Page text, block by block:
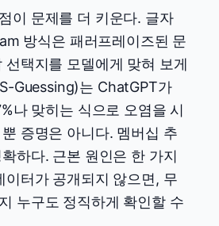
이 문제를 더 키운다. 글자
방식은 패러프레이즈된 문
선택지를 모델에게 맞혀 보게
Guessing)는 ChatGPT가
나 맞히는 식으로 오염을 시
증명은 아니다. 멤버십 추
하다. 근본 원인은 한 가지
이터가 공개되지 않으면, 무
누구도 정직하게 확인할 수